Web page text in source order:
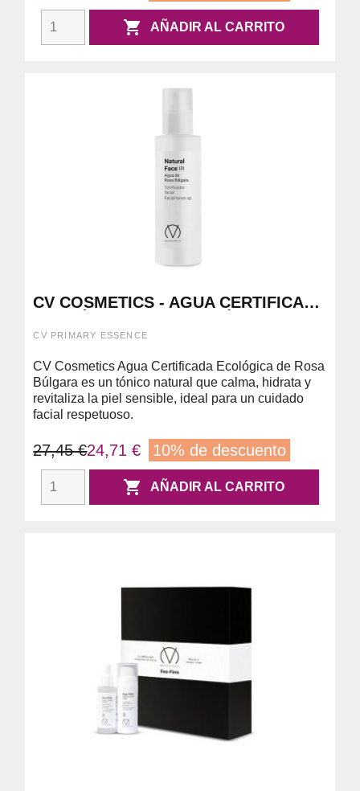
 AÑADIR AL CARRITO
CV COSMETICS - AGUA CERTIFICADA
200ML
CV PRIMARY ESSENCE
CV Cosmetics Agua Certificada Ecológica de Rosa
Búlgara es un tónico natural que calma, hidrata y
revitaliza la piel sensible, ideal para un cuidado
facial respetuoso.
27,45 €24,71 € 10% de descuento
 AÑADIR AL CARRITO